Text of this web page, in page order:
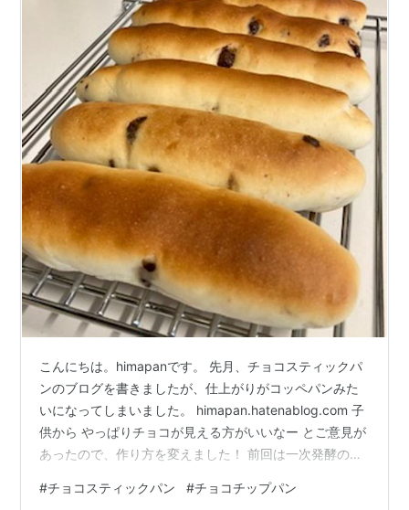
こんにちは。himapanです。 先月、チョコスティックパ
ンのブログを書きましたが、仕上がりがコッペパンみた
いになってしまいました。 himapan.hatenablog.com 子
供から やっぱりチョコが見える方がいいなー とご意見が
あったので、作り方を変えました！ 前回は一次発酵の後
回は一次発酵する前にチョコチップを生地に混ぜてから
#チョコスティックパン #チョコチップパン